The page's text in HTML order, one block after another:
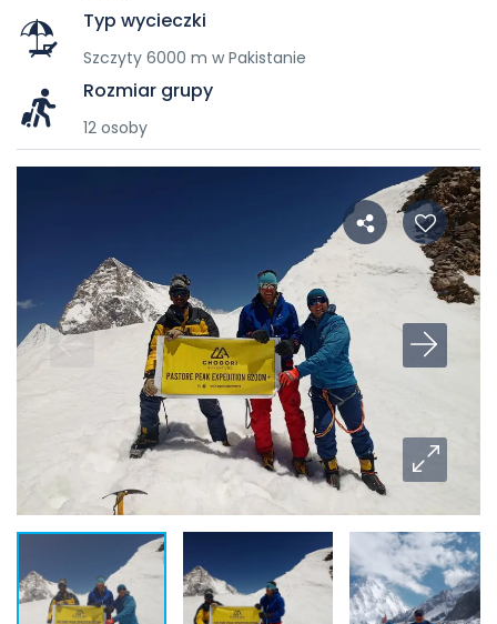
Typ wycieczki
Szczyty 6000 m w Pakistanie
Rozmiar grupy
12 osoby